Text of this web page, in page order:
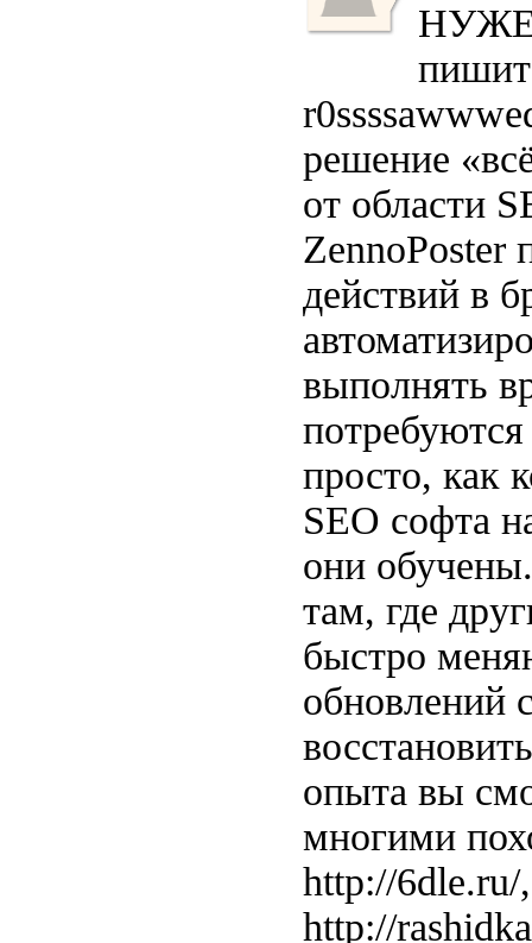
решение
от области
ZennoPoster
действий в
выполнять
просто, как
SEO софта
они
там, где
быстро
обновлений
опыта вы
многими
http://
http://